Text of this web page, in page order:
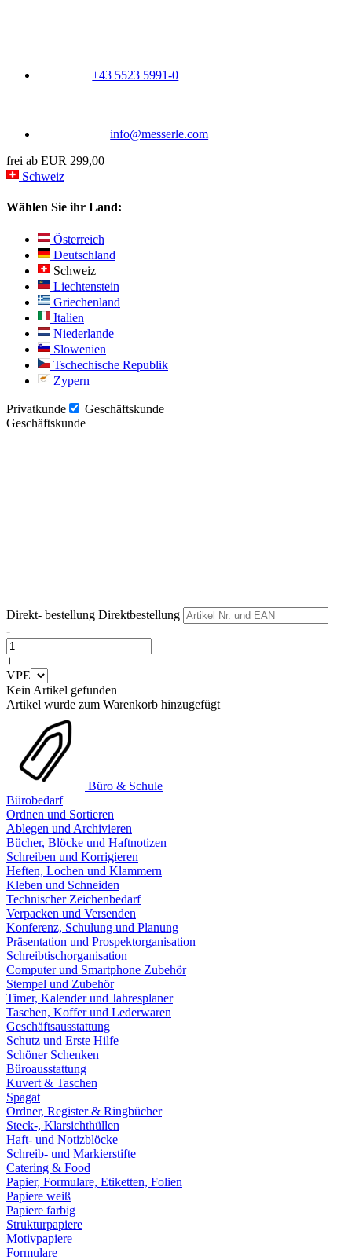
+43 5523 5991-0
info@messerle.com
frei ab EUR 299,00
Schweiz
Wählen Sie ihr Land:
Österreich
Deutschland
Schweiz
Liechtenstein
Griechenland
Italien
Niederlande
Slowenien
Tschechische Republik
Zypern
Privatkunde
Geschäftskunde
Geschäftskunde
Direkt- bestellung Direktbestellung
-
+
VPE
Kein Artikel gefunden
Artikel wurde zum Warenkorb hinzugefügt
Büro & Schule
Bürobedarf
Ordnen und Sortieren
Ablegen und Archivieren
Bücher, Blöcke und Haftnotizen
Schreiben und Korrigieren
Heften, Lochen und Klammern
Kleben und Schneiden
Technischer Zeichenbedarf
Verpacken und Versenden
Konferenz, Schulung und Planung
Präsentation und Prospektorganisation
Schreibtischorganisation
Computer und Smartphone Zubehör
Stempel und Zubehör
Timer, Kalender und Jahresplaner
Taschen, Koffer und Lederwaren
Geschäftsausstattung
Schutz und Erste Hilfe
Schöner Schenken
Büroausstattung
Kuvert & Taschen
Spagat
Ordner, Register & Ringbücher
Steck-, Klarsichthüllen
Haft- und Notizblöcke
Schreib- und Markierstifte
Catering & Food
Papier, Formulare, Etiketten, Folien
Papiere weiß
Papiere farbig
Strukturpapiere
Motivpapiere
Formulare